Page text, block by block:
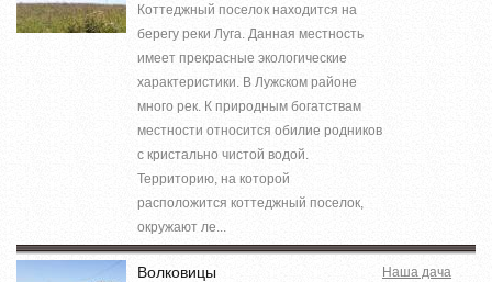
Коттеджный поселок находится на
берегу реки Луга. Данная местность
имеет прекрасные экологические
характеристики. В Лужском районе
много рек. К природным богатствам
местности относится обилие родников
с кристально чистой водой.
Территорию, на которой
расположится коттеджный поселок,
окружают ле...
Волковицы Наша дача